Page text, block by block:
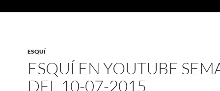
ESQUÍ
ESQUÍ EN YOUTUBE
DEL 10-07-2015